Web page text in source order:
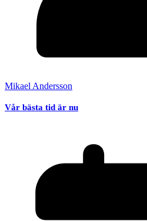
Mikael Andersson
Vår bästa tid är nu